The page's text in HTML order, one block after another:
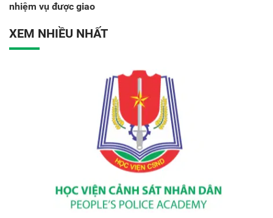
nhiệm vụ được giao
XEM NHIỀU NHẤT